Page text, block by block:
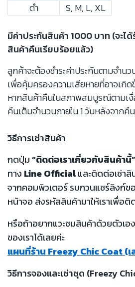
ดำ
S, M, L, XL
มีค่าประกันสินค้า 1000 บาท (จะไ
สินค้าคืนเรียบร้อยแล้ว)
ลูกค้าจะต้องชำระค่าประกันตามจำ
เพื่อคุ้มครองความเสียหายที่อาจเกิด
หากสินค้าคืนในสภาพสมบูรณ์ตามเงื่
คืนเต็มจำนวนภายใน 1 วันหลังจากคื
วิธีการเช่าสินค้า
กดปุ่ม“ติดต่อเราเกี่ยวกับสินค้านี้”
ทาง Line Officialและติดต่อเช่าสิ
จากคอมพิวเตอร์ รบกวนแชร์ลิงก์
หน้าจอ ส่งรหัสสินค้ามาให้เราเพื่อติ
หรือถ้าอยากแวะชมสินค้าด้วยตัวเอ
ของเราได้เลยค่ะ
แผนที่ร้าน Freezy Chic Coat (
วิธีการจองและเช่าชุด (Freezy